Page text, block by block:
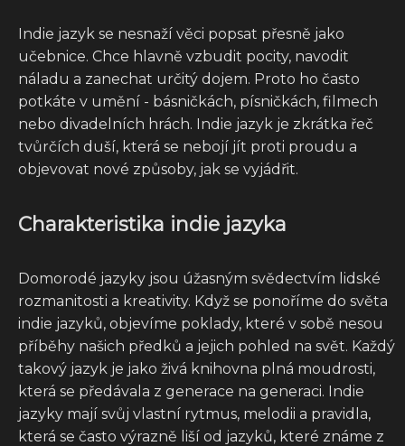
Indie jazyk se nesnaží věci popsat přesně jako
učebnice. Chce hlavně vzbudit pocity, navodit
náladu a zanechat určitý dojem. Proto ho často
potkáte v umění - básničkách, písničkách, filmech
nebo divadelních hrách. Indie jazyk je zkrátka řeč
tvůrčích duší, která se nebojí jít proti proudu a
objevovat nové způsoby, jak se vyjádřit.
Charakteristika indie jazyka
Domorodé jazyky jsou úžasným svědectvím lidské
rozmanitosti a kreativity. Když se ponoříme do světa
indie jazyků, objevíme poklady, které v sobě nesou
příběhy našich předků a jejich pohled na svět. Každý
takový jazyk je jako živá knihovna plná moudrosti,
která se předávala z generace na generaci. Indie
jazyky mají svůj vlastní rytmus, melodii a pravidla,
která se často výrazně liší od jazyků, které známe z